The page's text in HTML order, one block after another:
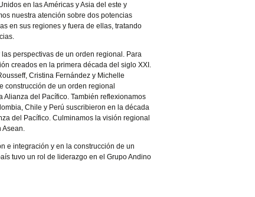
en las Américas y Asia del este y
nuestra atención sobre dos potencias
en sus regiones y fuera de ellas, tratando
perspectivas de un orden regional. Para
creados en la primera década del siglo XXI.
Cristina Fernández y Michelle
construcción de un orden regional
del Pacífico. También reflexionamos
Chile y Perú suscribieron en la década
del Pacífico. Culminamos la visión regional
Asean.
e integración y en la construcción de un
tuvo un rol de liderazgo en el Grupo Andino